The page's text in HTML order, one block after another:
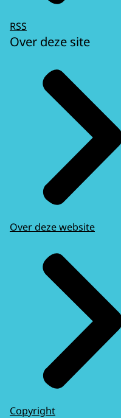
RSS
Over deze site
Over deze website
Copyright